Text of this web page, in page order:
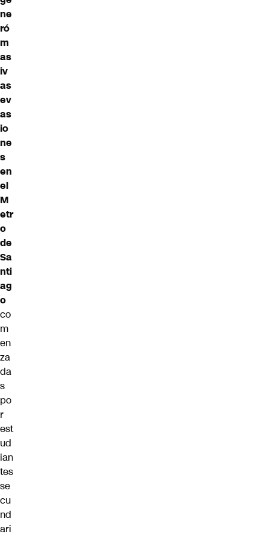
ne
ró
m
as
iv
as
ev
as
io
ne
s
en
el
M
etr
o
de
Sa
nti
ag
o
co
m
en
za
da
s
po
r
est
ud
ian
tes
se
cu
nd
ari